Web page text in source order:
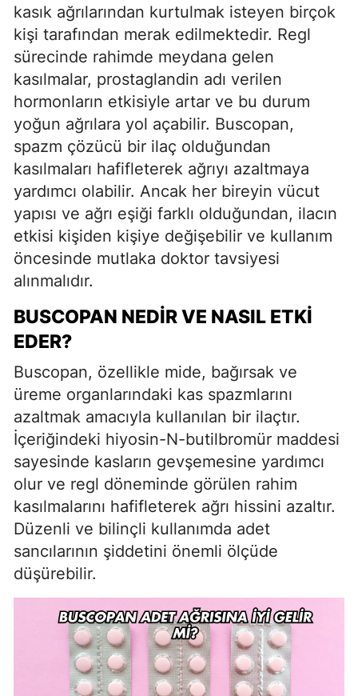
kasık ağrılarından kurtulmak isteyen birçok
kişi tarafından merak edilmektedir. Regl
sürecinde rahimde meydana gelen
kasılmalar, prostaglandin adı verilen
hormonların etkisiyle artar ve bu durum
yoğun ağrılara yol açabilir. Buscopan,
spazm çözücü bir ilaç olduğundan
kasılmaları hafifleterek ağrıyı azaltmaya
yardımcı olabilir. Ancak her bireyin vücut
yapısı ve ağrı eşiği farklı olduğundan, ilacın
etkisi kişiden kişiye değişebilir ve kullanım
öncesinde mutlaka doktor tavsiyesi
alınmalıdır.
BUSCOPAN NEDIR VE NASIL ETKI
EDER?
Buscopan, özellikle mide, bağırsak ve
üreme organlarındaki kas spazmlarını
azaltmak amacıyla kullanılan bir ilaçtır.
İçeriğindeki hiyosin-N-butilbromür maddesi
sayesinde kasların gevşemesine yardımcı
olur ve regl döneminde görülen rahim
kasılmalarını hafifleterek ağrı hissini azaltır.
Düzenli ve bilinçli kullanımda adet
sancılarının şiddetini önemli ölçüde
düşürebilir.